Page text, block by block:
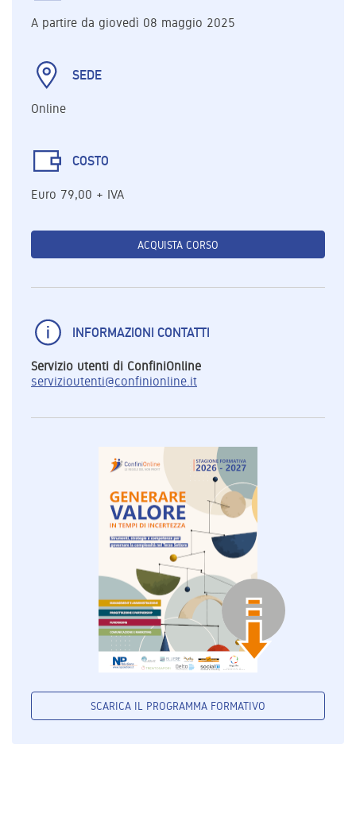
A partire da giovedì 08 maggio 2025
SEDE
Online
COSTO
Euro 79,00 + IVA
ACQUISTA CORSO
INFORMAZIONI CONTATTI
Servizio utenti di ConfiniOnline
servizioutenti@confinionline.it
SCARICA IL PROGRAMMA FORMATIVO